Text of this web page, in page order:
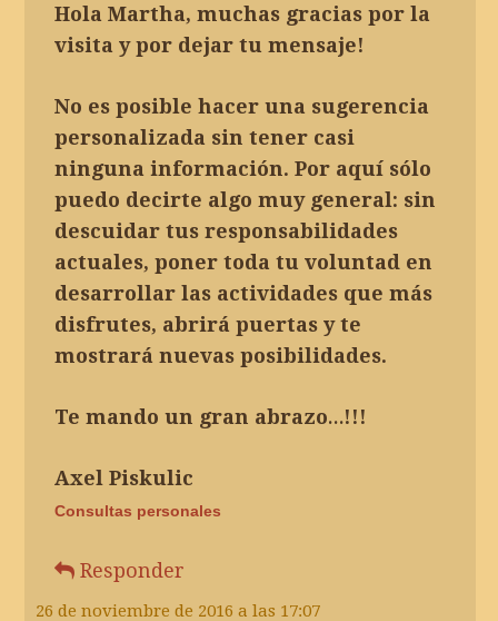
26 de noviembre de 2016 a las 17:07
Hola Martha, muchas gracias por la
visita y por dejar tu mensaje!
No es posible hacer una sugerencia
personalizada sin tener casi
ninguna información. Por aquí sólo
puedo decirte algo muy general: sin
descuidar tus responsabilidades
actuales, poner toda tu voluntad en
desarrollar las actividades que más
disfrutes, abrirá puertas y te
mostrará nuevas posibilidades.
Te mando un gran abrazo…!!!
Axel Piskulic
Consultas personales
Responder